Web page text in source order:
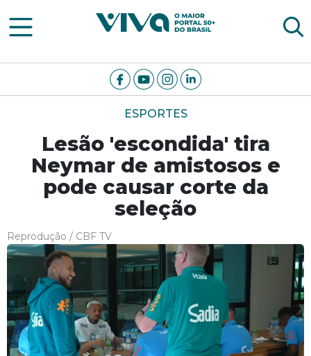
Viva Notícias
ESPORTES
Lesão 'escondida' tira
Neymar de amistosos e
pode causar corte da
seleção
Reprodução / CBF TV